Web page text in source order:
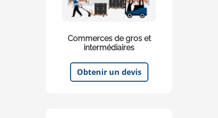
Commerces de gros et
intermédiaires
Obtenir un devis